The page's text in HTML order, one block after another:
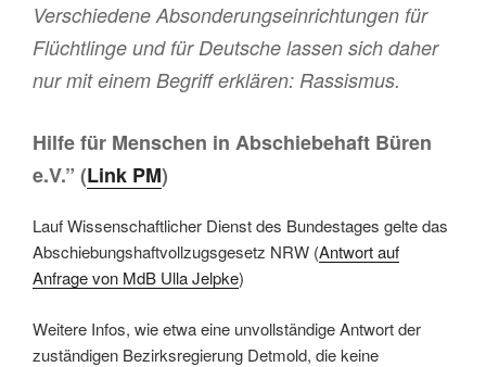
Verschiedene Absonderungseinrichtungen für
Flüchtlinge und für Deutsche lassen sich daher
nur mit einem Begriff erklären: Rassismus.
Hilfe für Menschen in Abschiebehaft Büren
e.V.” (Link PM)
Lauf Wissenschaftlicher Dienst des Bundestages gelte das
Abschiebungshaftvollzugsgesetz NRW (Antwort auf
Anfrage von MdB Ulla Jelpke)
Weitere Infos, wie etwa eine unvollständige Antwort der
zuständigen Bezirksregierung Detmold, die keine